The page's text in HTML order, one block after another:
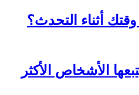
أثناء التحدث؟
الأشخاص الأكثر